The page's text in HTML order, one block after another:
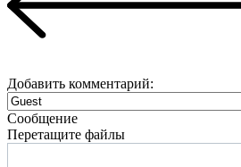
Добавить комментарий:
Сообщение
Перетащите файлы